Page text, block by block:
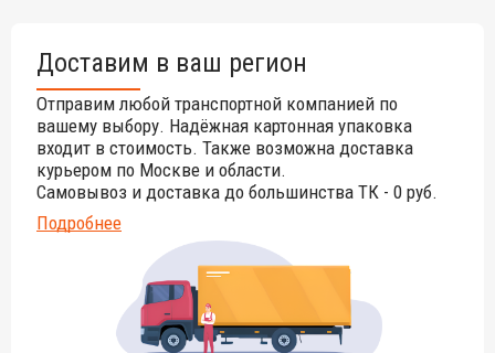
Доставим в ваш регион
Отправим любой транспортной компанией по
вашему выбору. Надёжная картонная упаковка
входит в стоимость. Также возможна доставка
курьером по Москве и области.
Самовывоз и доставка до большинства ТК - 0 руб.
Подробнее